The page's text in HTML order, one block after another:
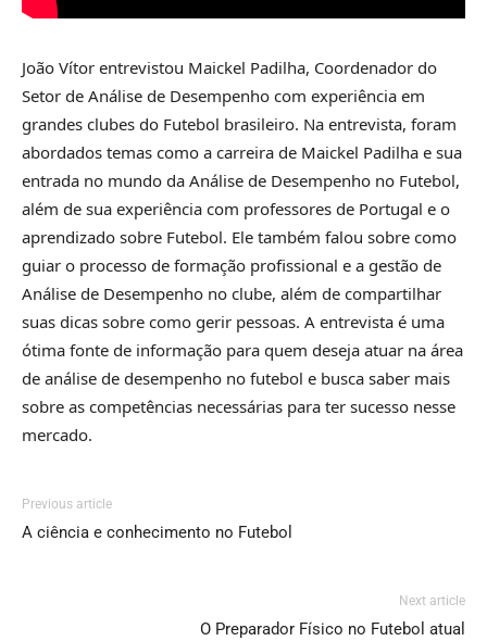
João Vítor entrevistou Maickel Padilha, Coordenador do
Setor de Análise de Desempenho com experiência em
grandes clubes do Futebol brasileiro. Na entrevista, foram
abordados temas como a carreira de Maickel Padilha e sua
entrada no mundo da Análise de Desempenho no Futebol,
além de sua experiência com professores de Portugal e o
aprendizado sobre Futebol. Ele também falou sobre como
guiar o processo de formação profissional e a gestão de
Análise de Desempenho no clube, além de compartilhar
suas dicas sobre como gerir pessoas. A entrevista é uma
ótima fonte de informação para quem deseja atuar na área
de análise de desempenho no futebol e busca saber mais
sobre as competências necessárias para ter sucesso nesse
mercado.
Previous article
A ciência e conhecimento no Futebol
Next article
O Preparador Físico no Futebol atual